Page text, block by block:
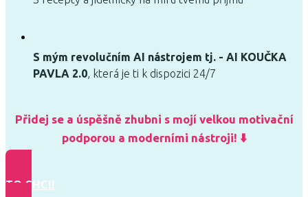
S mým revolučním AI nástrojem tj. - AI KOUČKA
PAVLA 2.0, která je ti k dispozici 24/7
Přidej se a úspěšně zhubni s mojí velkou motivační
podporou a moderními nástroji! ⬇️
TO CHCI!